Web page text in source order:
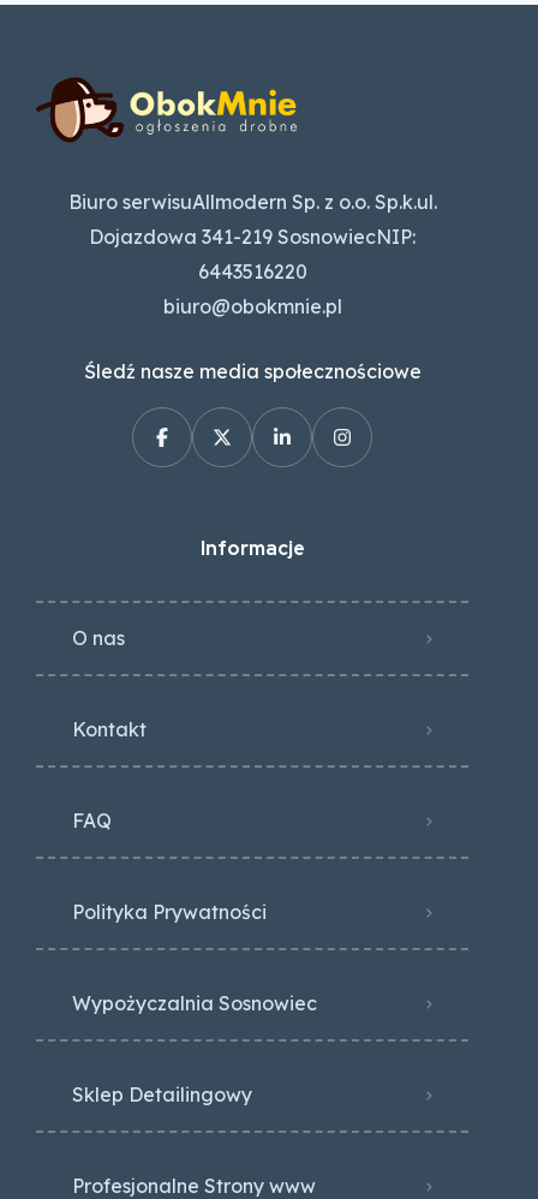
Biuro serwisuAllmodern Sp. z o.o. Sp.k.ul.
Dojazdowa 341-219 SosnowiecNIP:
6443516220
biuro@obokmnie.pl
Śledź nasze media społecznościowe
Informacje
O nas
Kontakt
FAQ
Polityka Prywatności
Wypożyczalnia Sosnowiec
Sklep Detailingowy
Profesjonalne Strony www